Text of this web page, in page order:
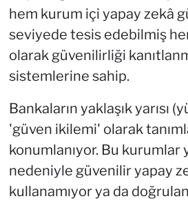
hem kurum içi yapay zekâ
seviyede tesis edebilmiş
olarak güvenilirliği
sistemlerine sahip.
Bankaların yaklaşık yarısı
'güven ikilemi' olarak
konumlanıyor. Bu kurumlar
nedeniyle güvenilir yapay
kullanamıyor ya da